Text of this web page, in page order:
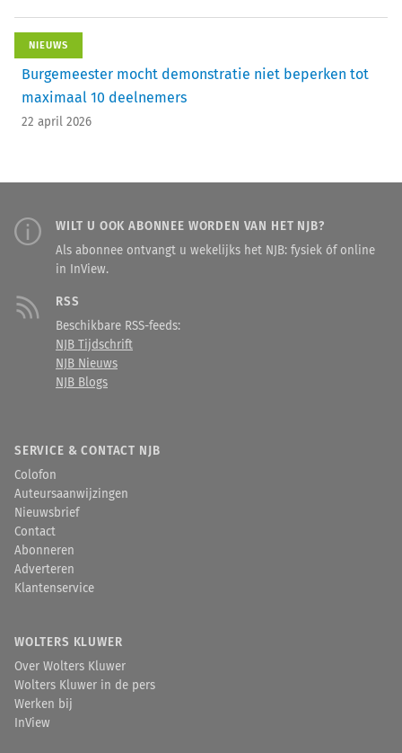
NIEUWS
Burgemeester mocht demonstratie niet beperken tot
maximaal 10 deelnemers
22 april 2026
WILT U OOK ABONNEE WORDEN VAN HET NJB?
Als abonnee ontvangt u wekelijks het NJB: fysiek óf online
in InView.
RSS
Beschikbare RSS-feeds:
NJB Tijdschrift
NJB Nieuws
NJB Blogs
SERVICE & CONTACT NJB
Colofon
Auteursaanwijzingen
Nieuwsbrief
Contact
Abonneren
Adverteren
Klantenservice
WOLTERS KLUWER
Over Wolters Kluwer
Wolters Kluwer in de pers
Werken bij
InView